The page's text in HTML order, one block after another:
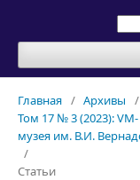
Главная / Архивы
/
Том 17 № 3 (2023): VM-
музея им. В.И.
/
Статьи